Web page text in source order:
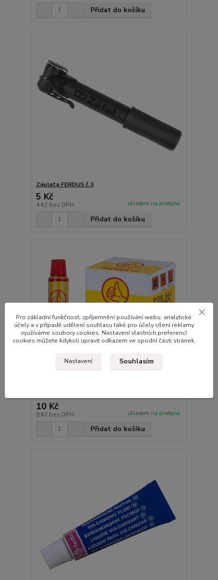
Přidat do košíku
Záplata FERDUS č.3
5 Kč
4 Kč bez DPH skladem na prodejně
Přidat do košíku
10 Kč
8 Kč bez DPH skladem na prodejně
Přidat do košíku
Pro základní funkčnost, zpříjemnění používání webu, analytické
účely a v případě udělení souhlasu také pro účely cílení reklamy
využíváme soubory cookies. Nastavení vlastních preferencí
cookies můžete kdykoli upravit odkazem ve spodní části stránek.
Nastavení Souhlasím